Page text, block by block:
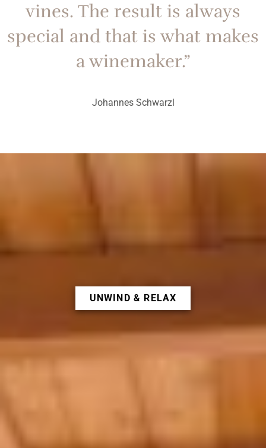
vines. The result is always
special and that is what makes
a winemaker.”
Johannes Schwarzl
UNWIND & RELAX